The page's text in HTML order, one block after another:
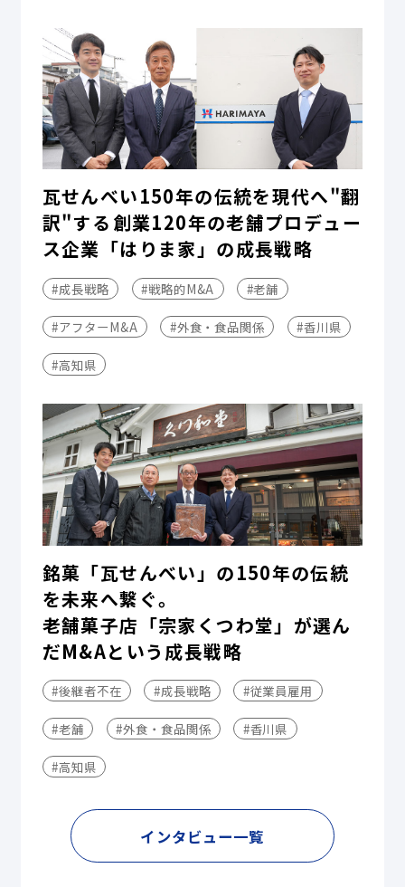
瓦せんべい150年の伝統を現代へ"翻
訳"する――創業120年の老舗プロデュー
ス企業「はりま家」の成長戦略
#成長戦略 #戦略的M&A #老舗
#アフターM&A #外食・食品関係 #香川県
#高知県
銘菓「瓦せんべい」の150年の伝統
を未来へ繋ぐ。
老舗菓子店「宗家くつわ堂」が選ん
だM&Aという成長戦略
#後継者不在 #成長戦略 #従業員雇用
#老舗 #外食・食品関係 #香川県
#高知県
インタビュー一覧